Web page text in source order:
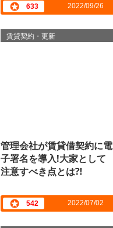
633 2022/09/26
賃貸契約・更新
管理会社が賃貸借契約に電
子署名を導入!大家として
注意すべき点とは⁈
542 2022/07/02